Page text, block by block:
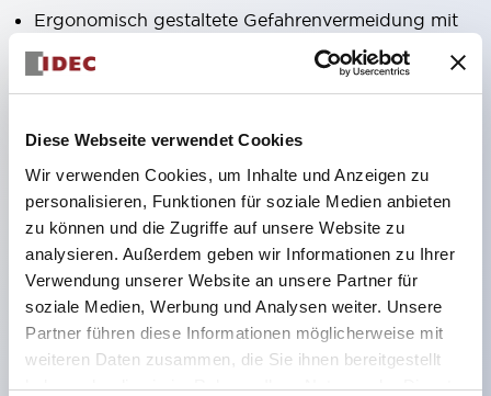
Diese Webseite verwendet Cookies
Wir verwenden Cookies, um Inhalte und Anzeigen zu
personalisieren, Funktionen für soziale Medien anbieten
zu können und die Zugriffe auf unsere Website zu
analysieren. Außerdem geben wir Informationen zu Ihrer
Verwendung unserer Website an unsere Partner für
soziale Medien, Werbung und Analysen weiter. Unsere
Partner führen diese Informationen möglicherweise mit
weiteren Daten zusammen, die Sie ihnen bereitgestellt
haben oder die sie im Rahmen Ihrer Nutzung der Dienste
Ergonomisch gestaltete Gefahrenvermeidung mit
OFF&rArrON&rArrOFF, 3-Positionen-Betrieb.
die Unterscheidung von Position 2 erleichtert.
Von Position 2&rArr3 mit schwerem und sicherem
Bediengefühl.
Durch das leichte Halten in Position 2 wird eine
längere Bedienung berücksichtigt.
Griffschaltergehäuse zur Verwendung als
Griffschalter vorbereitet.